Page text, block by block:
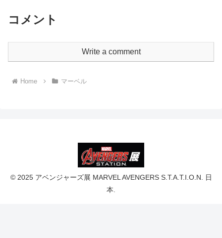
コメント
Write a comment
Home マーベル
© 2025 アベンジャーズ展 MARVEL AVENGERS S.T.A.T.I.O.N. 日
本.